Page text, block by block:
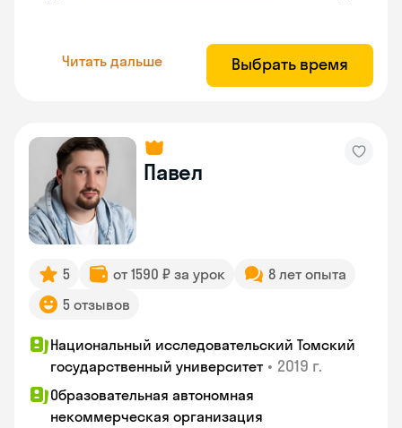
Читать дальше Выбрать время
Павел
5 от 1590 ₽ за урок
8 лет опыта
5 отзывов
Национальный исследовательский Томский
государственный университет • 2019 г.
Образовательная автономная
некоммерческая организация